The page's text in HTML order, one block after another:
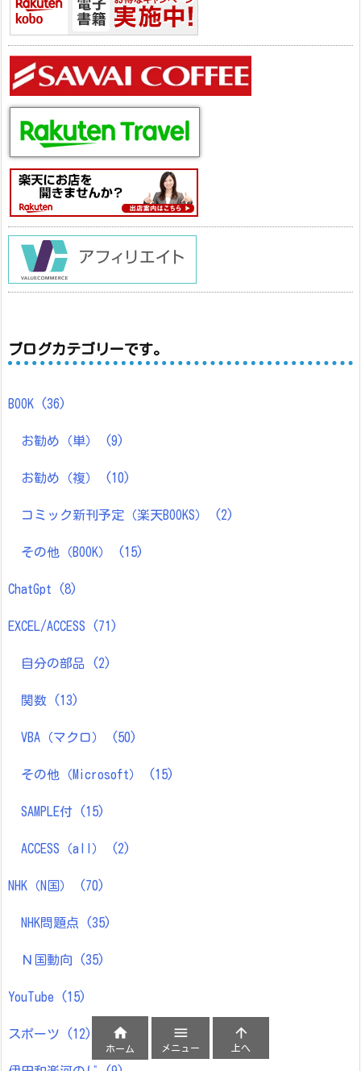
ブログカテゴリーです。
BOOK (36)
お勧め（単） (9)
お勧め（複） (10)
コミック新刊予定（楽天BOOKS） (2)
その他（BOOK） (15)
ChatGpt (8)
EXCEL/ACCESS (71)
自分の部品 (2)
関数 (13)
VBA（マクロ） (50)
その他（Microsoft） (15)
SAMPLE付 (15)
ACCESS（all） (2)
NHK（N国） (70)
NHK問題点 (35)
Ｎ国動向 (35)
YouTube (15)
スポーツ (12) 
ホーム

メニュー

上へ